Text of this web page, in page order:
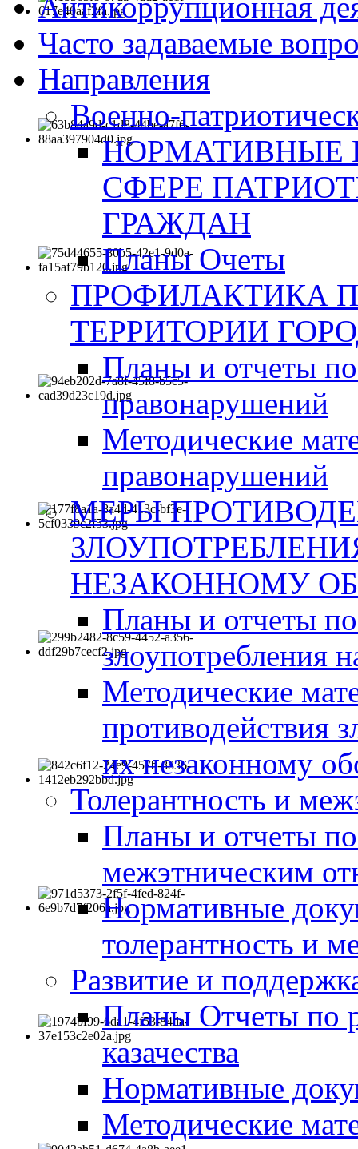
Часто задаваемые
Направления
Военно-
НОРМАТИВНЫЕ
СФЕРЕ
ГРАЖДАН
Планы Очеты
ПРОФИЛАКТИКА
ТЕРРИТОРИИ
Планы и отчеты
правонарушений
Методические
правонарушений
МЕРЫ
НЕЗАКОННОМУ
Планы и отчеты
злоупотребления
Методические
противодействия
их незаконному
Толерантность и
Планы и отчеты
межэтническим
Нормативные
толерантность и
Развитие и
Планы Отчеты по
казачества
Нормативные
Методические